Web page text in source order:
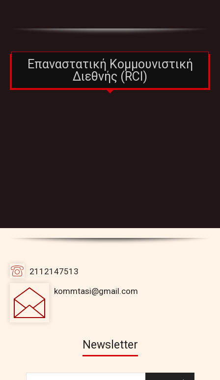
Επαναστατική Κομμουνιστική
Διεθνής (RCI)
2112147513
kommtasi@gmail.com
Newsletter